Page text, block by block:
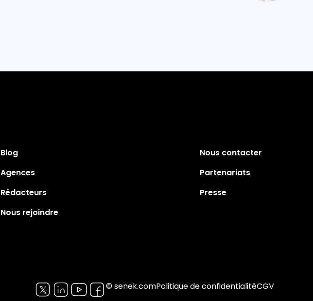
Blog
Agences
Rédacteurs
Nous rejoindre
Nous contacter
Partenariats
Presse
© senek.comPolitique de confidentialitéCGV